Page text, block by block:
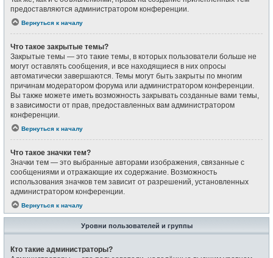
предоставляются администратором конференции.
Вернуться к началу
Что такое закрытые темы?
Закрытые темы — это такие темы, в которых пользователи больше не
могут оставлять сообщения, и все находящиеся в них опросы
автоматически завершаются. Темы могут быть закрыты по многим
причинам модератором форума или администратором конференции.
Вы также можете иметь возможность закрывать созданные вами темы,
в зависимости от прав, предоставленных вам администратором
конференции.
Вернуться к началу
Что такое значки тем?
Значки тем — это выбранные авторами изображения, связанные с
сообщениями и отражающие их содержание. Возможность
использования значков тем зависит от разрешений, установленных
администратором конференции.
Вернуться к началу
Уровни пользователей и группы
Кто такие администраторы?